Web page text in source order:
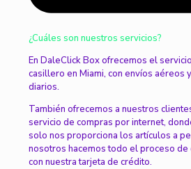
¿Cuáles son nuestros servicios?
En DaleClick Box ofrecemos el
casillero en Miami, con envíos aéreos
diarios.
También ofrecemos a nuestros
servicio de compras por internet,
solo nos proporciona los artículos a
nosotros hacemos todo el proceso de
con nuestra tarjeta de crédito.